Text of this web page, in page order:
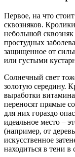
Первое, на что
сквозняков.
небольшой
простудных
защищенное от
или густыми
Солнечный свет
золотую середину.
выработки
переносят прямые
для них гораздо
идеальное место –
(например, от
искусственное
находиться в тени